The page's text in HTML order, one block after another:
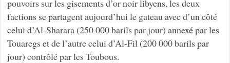
pouvoirs sur les gisements d’or noir libyens, les deux
factions se partagent aujourd’hui le gateau avec d’un côté
celui d’Al-Sharara (250 000 barils par jour) annexé par les
Touaregs et de l’autre celui d’Al-Fil (200 000 barils par
jour) contrôlé par les Toubous.